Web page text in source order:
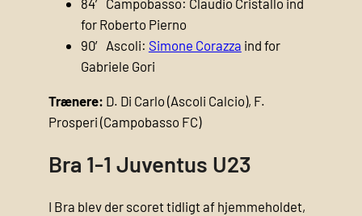
84′ Campobasso: Claudio Cristallo ind
for Roberto Pierno
90′ Ascoli: Simone Corazza ind for
Gabriele Gori
Trænere: D. Di Carlo (Ascoli Calcio), F.
Prosperi (Campobasso FC)
Bra 1-1 Juventus U23
I Bra blev der scoret tidligt af hjemmeholdet,